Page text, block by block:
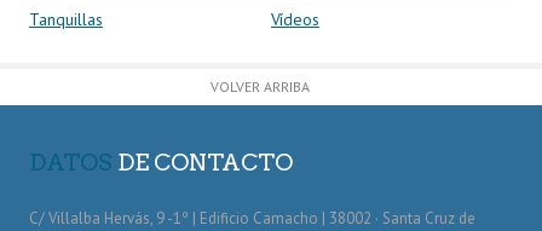
Tanquillas
Vídeos
VOLVER ARRIBA
DATOS DE CONTACTO
C/ Villalba Hervás, 9 -1º | Edificio Camacho | 38002 · Santa Cruz de